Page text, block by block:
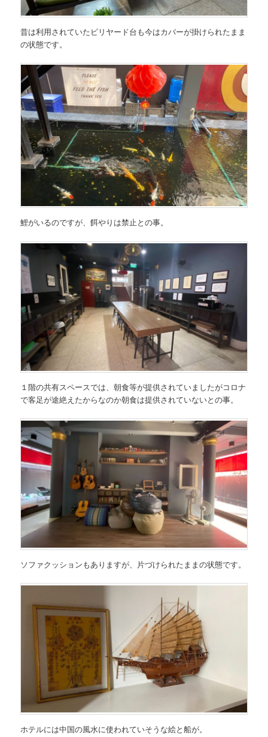
昔は利用されていたビリヤード台も今はカバーが掛けられたまま
の状態です。
鯉がいるのですが、餌やりは禁止との事。
１階の共有スペースでは、朝食等が提供されていましたがコロナ
で客足が途絶えたからなのか朝食は提供されていないとの事。
ソファクッションもありますが、片づけられたままの状態です。
ホテルには中国の風水に使われていそうな絵と船が。